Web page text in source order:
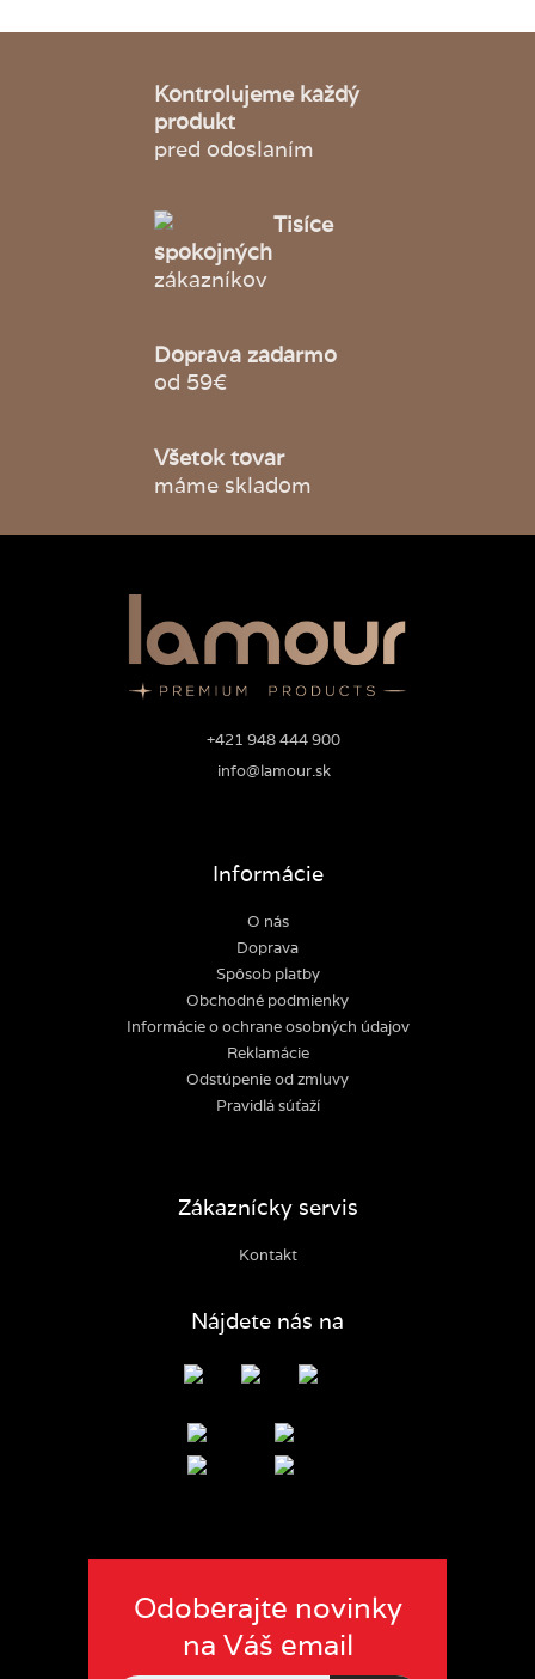
Kontrolujeme každý
produkt
pred odoslaním
Tisíce
spokojných
zákazníkov
Doprava zadarmo
od 59€
Všetok tovar
máme skladom
+421 948 444 900
info@lamour.sk
Informácie
O nás
Doprava
Spôsob platby
Obchodné podmienky
Informácie o ochrane osobných údajov
Reklamácie
Odstúpenie od zmluvy
Pravidlá súťaží
Zákaznícky servis
Kontakt
Nájdete nás na
Odoberajte novinky
na Váš email